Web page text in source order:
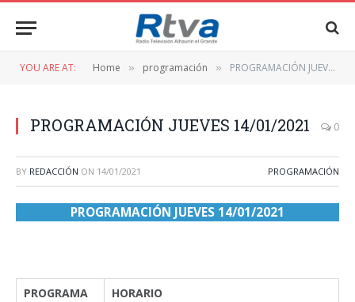
YOU ARE AT: Home » programación » PROGRAMACIÓN JUEVES 14/01/2021
PROGRAMACIÓN JUEVES 14/01/2021 0
BY REDACCIÓN ON 14/01/2021 PROGRAMACIÓN
PROGRAMACIÓN JUEVES 14/01/2021
PROGRAMA
HORARIO